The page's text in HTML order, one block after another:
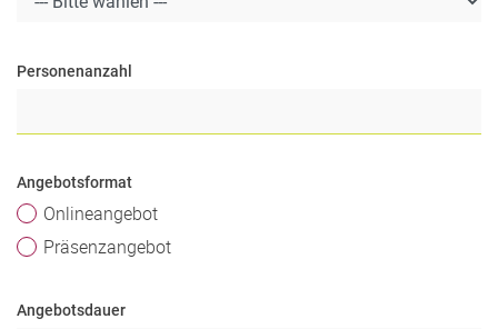
Personenanzahl
Angebotsformat
Onlineangebot
Präsenzangebot
Angebotsdauer